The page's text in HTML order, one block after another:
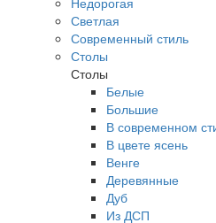
Светлая
Современный стиль
Столы
Столы
Белые
Большие
В современном
В цвете ясень
Венге
Деревянные
Дуб
Из ДСП